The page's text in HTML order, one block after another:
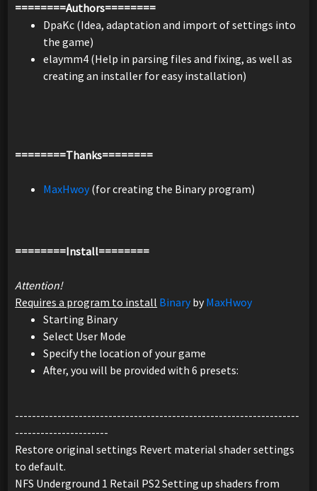
========Authors========
DpaKc (Idea, adaptation and import of settings into
the game)
elaymm4 (Help in parsing files and fixing, as well as
creating an installer for easy installation)
========Thanks========
MaxHwoy(for creating the Binary program)
========Install========
Attention!
Requires a program to install BinarybyMaxHwoy
Starting Binary
Select User Mode
Specify the location of your game
After, you will be provided with 6 presets:
-------------------------------------------------------------------
----------------------
Restore original settings Revert material shader settings
to default.
NFS Underground 1 Retail PS2 Setting up shaders from